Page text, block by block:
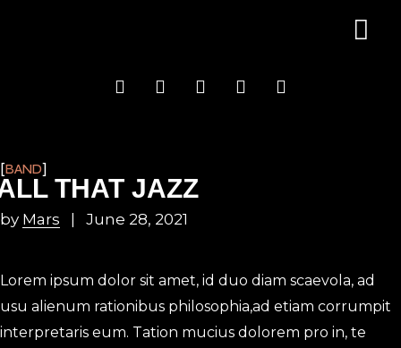
BAND
THAT JAZZ
by Mars June 28, 2021
Lorem ipsum dolor sit amet, id duo diam scaevola, ad
usu alienum rationibus philosophia,ad etiam corrumpit
interpretaris eum. Tation mucius dolorem pro in, te